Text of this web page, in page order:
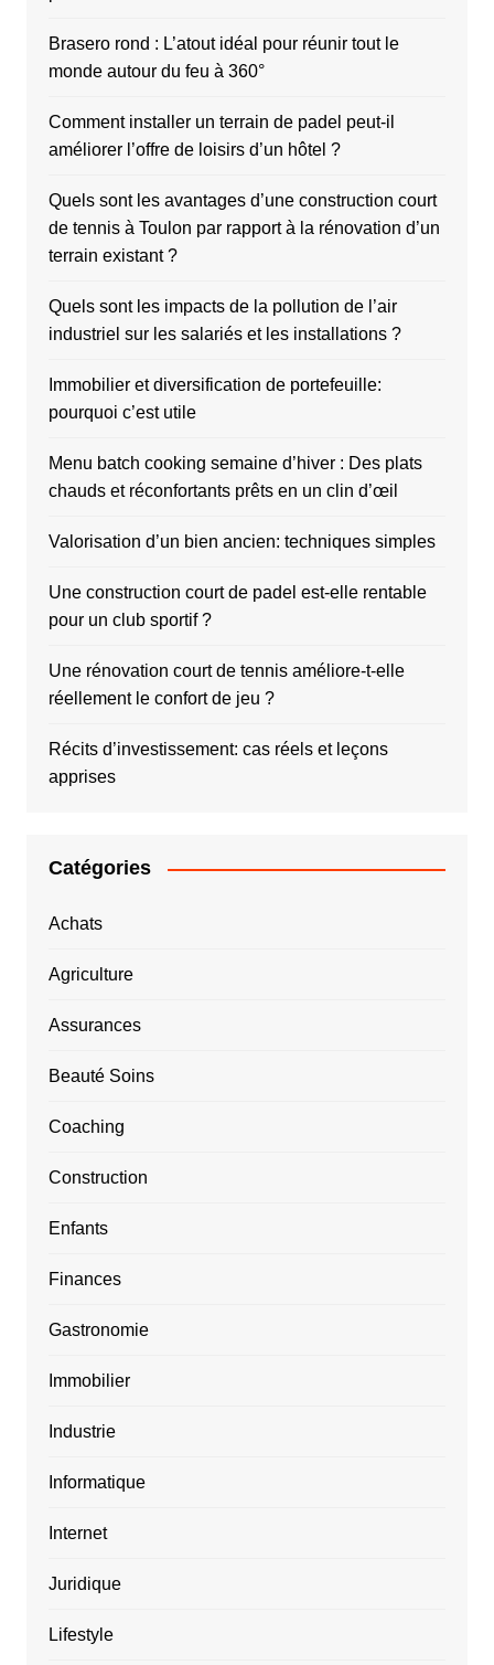
Brasero rond : L’atout idéal pour réunir tout le
monde autour du feu à 360°
Comment installer un terrain de padel peut-il
améliorer l’offre de loisirs d’un hôtel ?
Quels sont les avantages d’une construction court
de tennis à Toulon par rapport à la rénovation d’un
terrain existant ?
Quels sont les impacts de la pollution de l’air
industriel sur les salariés et les installations ?
Immobilier et diversification de portefeuille:
pourquoi c’est utile
Menu batch cooking semaine d’hiver : Des plats
chauds et réconfortants prêts en un clin d’œil
Valorisation d’un bien ancien: techniques simples
Une construction court de padel est-elle rentable
pour un club sportif ?
Une rénovation court de tennis améliore-t-elle
réellement le confort de jeu ?
Récits d’investissement: cas réels et leçons
apprises
Catégories
Achats
Agriculture
Assurances
Beauté Soins
Coaching
Construction
Enfants
Finances
Gastronomie
Immobilier
Industrie
Informatique
Internet
Juridique
Lifestyle